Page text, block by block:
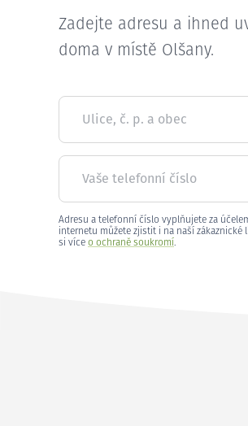
Zadejte adresu a ihned
doma v místě Olšany.
Ulice, č. p. a obec
Vaše telefonní číslo
Adresu a telefonní číslo vyplňujete za
internetu můžete zjistit i na naší
si více o ochraně soukromí.